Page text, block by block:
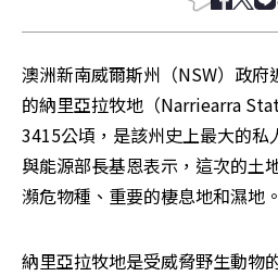
澳洲新南威爾斯州（NSW）政
的納里亞拉牧地（Narriearra
3415公頃，是該州史上最大的
與能源部長基恩表示，這次的土
瀕危物種、重要的棲息地和濕地。
納里亞拉牧地是受威脅野生動物